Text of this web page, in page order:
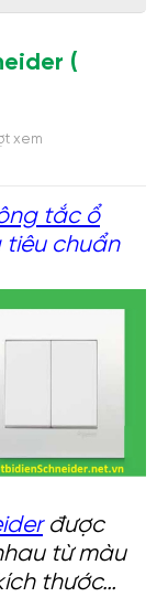
(
xem
tắc ổ
tiêu chuẩn
được
từ màu
thước…